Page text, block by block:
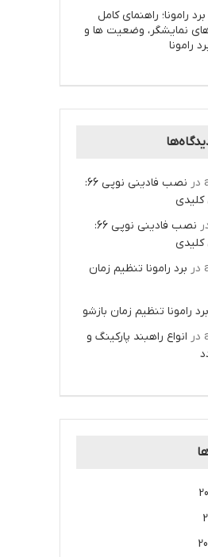
رامونا؛ راهنمای کامل
نمایشگر، وضعیت ها و
رامونا
در
نصب فادینی نوپی 66:
نصب فادینی نوپی 66:
در برد رامونا تنظیم زمان
برد رامونا تنظیم زمان بازشو
در انواع راهبند پارکینگ و